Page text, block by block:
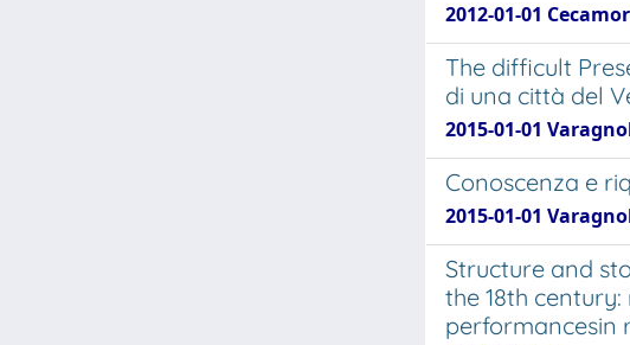
2012-01-01
The difficult
di una città del
2015-01-01
Conoscenza e
2015-01-01
Structure and
the 18th
performancesin